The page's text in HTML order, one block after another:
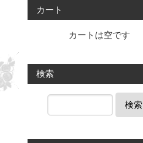
カート
カートは空です
検索
検索